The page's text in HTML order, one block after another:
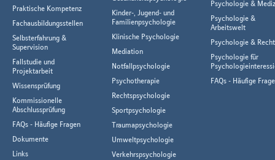
Praktische Kompetenz
Fachausbildungsstellen
Selbsterfahrung &
Supervision
Fallstudie und
Projektarbeit
Wissensprüfung
Kommissionelle
Abschlussprüfung
FAQs - Häufige Fragen
Dokumente
Links
Kinder-, Jugend- und
Familienpsychologie
Klinische Psychologie
Mediation
Notfallpsychologie
Psychotherapie
Rechtspsychologie
Sportpsychologie
Traumapsychologie
Umweltpsychologie
Verkehrspsychologie
Psychologie &
Psychologie &
Arbeitswelt
Psychologie & Recht
Psychologie für
FAQs - Häufige